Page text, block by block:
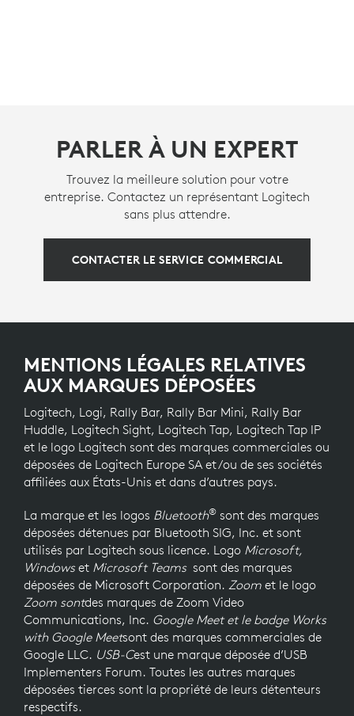
PARLER À UN EXPERT
Trouvez la meilleure solution pour votre
entreprise. Contactez un représentant Logitech
sans plus attendre.
CONTACTER LE SERVICE COMMERCIAL
MENTIONS LÉGALES RELATIVES
AUX MARQUES DÉPOSÉES
Logitech, Logi, Rally Bar, Rally Bar Mini, Rally Bar
Huddle, Logitech Sight, Logitech Tap, Logitech Tap IP
et le logo Logitech sont des marques commerciales ou
déposées de Logitech Europe SA et/ou de ses sociétés
affiliées aux États-Unis et dans d’autres pays.
La marque et les logos Bluetooth® sont des marques
déposées détenues par Bluetooth SIG, Inc. et sont
utilisés par Logitech sous licence. Logo Microsoft,
Windowset Microsoft Teams sont des marques
déposées de Microsoft Corporation. Zoom et le logo
Zoom sontdes marques de Zoom Video
Communications, Inc. Google Meet et le badge Works
with Google Meetsont des marques commerciales de
Google LLC. USB-Cest une marque déposée d’USB
Implementers Forum. Toutes les autres marques
déposées tierces sont la propriété de leurs détenteurs
respectifs.